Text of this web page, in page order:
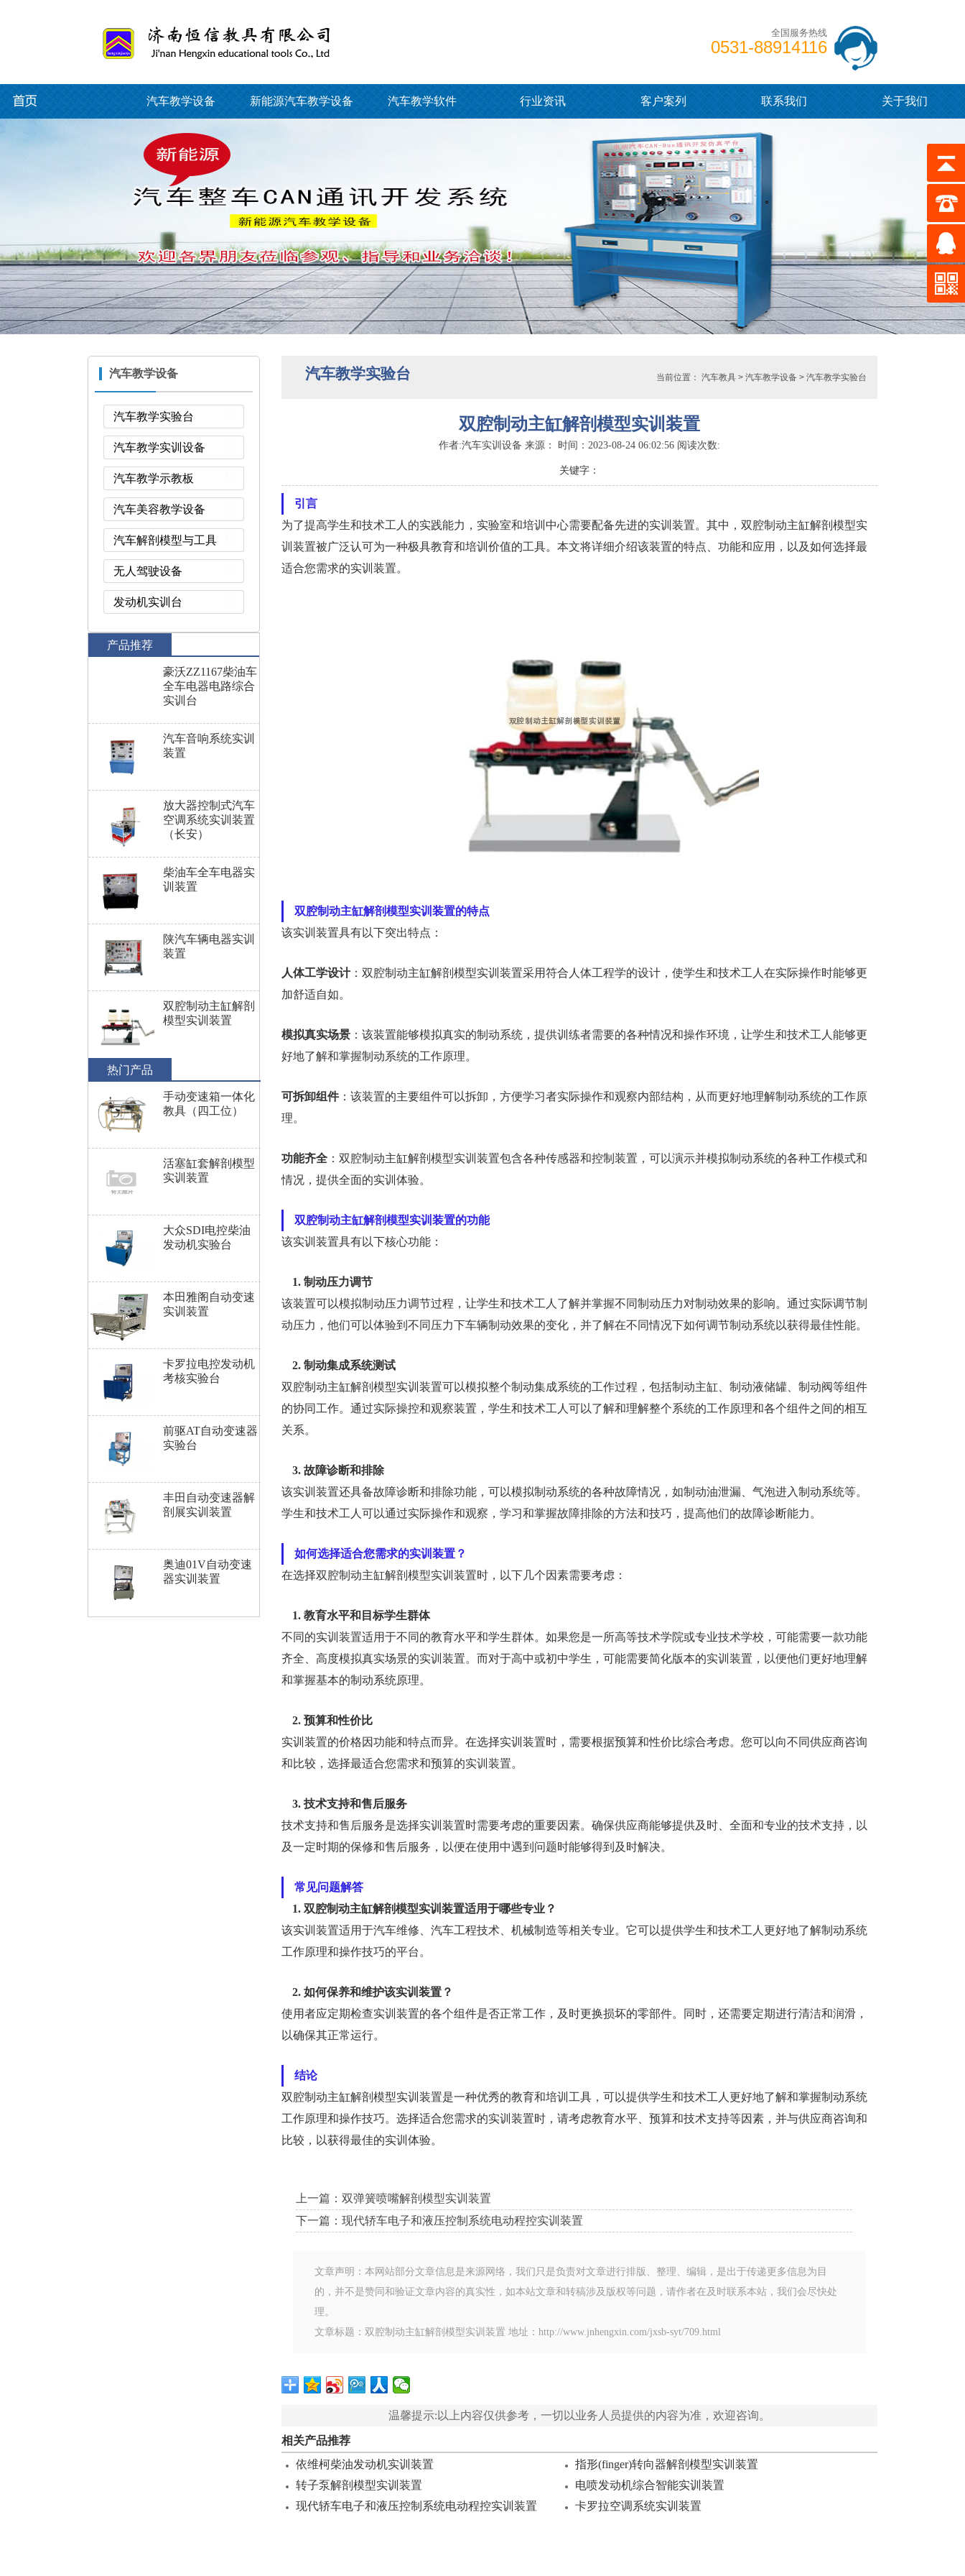
全国服务热线
0531-88914116
汽车教学设备 新能源汽车教学设备 汽车教学软件 行业资讯 客户案列 联系我们 关于我们
汽车教学设备
汽车教学实验台
汽车教学实训设备
汽车教学示教板
汽车美容教学设备
汽车解剖模型与工具
无人驾驶设备
发动机实训台
产品推荐
豪沃ZZ1167柴油车
全车电器电路综合
实训台
汽车音响系统实训
装置
放大器控制式汽车
空调系统实训装置
（长安）
柴油车全车电器实
训装置
陕汽车辆电器实训
装置
双腔制动主缸解剖
模型实训装置
热门产品
手动变速箱一体化
教具（四工位）
活塞缸套解剖模型
实训装置
大众SDI电控柴油
发动机实验台
本田雅阁自动变速
实训装置
卡罗拉电控发动机
考核实验台
前驱AT自动变速器
实验台
丰田自动变速器解
剖展实训装置
奥迪01V自动变速
器实训装置
当前位置： 汽车教具 > 汽车教学设备 > 汽车教学实验台
汽车教学实验台
双腔制动主缸解剖模型实训装置
作者:汽车实训设备 来源： 时间：2023-08-24 06:02:56 阅读次数:
关键字：
引言
为了提高学生和技术工人的实践能力，实验室和培训中心需要配备先进的实训装置。其中，双腔制动主缸解剖模型实
训装置被广泛认可为一种极具教育和培训价值的工具。本文将详细介绍该装置的特点、功能和应用，以及如何选择最
适合您需求的实训装置。
双腔制动主缸解剖模型实训装置的特点
该实训装置具有以下突出特点：
人体工学设计：双腔制动主缸解剖模型实训装置采用符合人体工程学的设计，使学生和技术工人在实际操作时能够更
加舒适自如。
模拟真实场景 ：该装置能够模拟真实的制动系统，提供训练者需要的各种情况和操作环境，让学生和技术工人能够更
好地了解和掌握制动系统的工作原理。
可拆卸组件：该装置的主要组件可以拆卸，方便学习者实际操作和观察内部结构，从而更好地理解制动系统的工作原
理。
功能齐全 ：双腔制动主缸解剖模型实训装置包含各种传感器和控制装置，可以演示并模拟制动系统的各种工作模式和
情况，提供全面的实训体验。
双腔制动主缸解剖模型实训装置的功能
该实训装置具有以下核心功能：
1. 制动压力调节
该装置可以模拟制动压力调节过程，让学生和技术工人了解并掌握不同制动压力对制动效果的影响。通过实际调节制
动压力，他们可以体验到不同压力下车辆制动效果的变化，并了解在不同情况下如何调节制动系统以获得最佳性能。
2. 制动集成系统测试
双腔制动主缸解剖模型实训装置可以模拟整个制动集成系统的工作过程，包括制动主缸、制动液储罐、制动阀等组件
的协同工作。通过实际操控和观察装置，学生和技术工人可以了解和理解整个系统的工作原理和各个组件之间的相互
关系。
3. 故障诊断和排除
该实训装置还具备故障诊断和排除功能，可以模拟制动系统的各种故障情况，如制动油泄漏、气泡进入制动系统等。
学生和技术工人可以通过实际操作和观察，学习和掌握故障排除的方法和技巧，提高他们的故障诊断能力。
如何选择适合您需求的实训装置？
在选择双腔制动主缸解剖模型实训装置时，以下几个因素需要考虑：
1. 教育水平和目标学生群体
不同的实训装置适用于不同的教育水平和学生群体。如果您是一所高等技术学院或专业技术学校，可能需要一款功能
齐全、高度模拟真实场景的实训装置。而对于高中或初中学生，可能需要简化版本的实训装置，以便他们更好地理解
和掌握基本的制动系统原理。
2. 预算和性价比
实训装置的价格因功能和特点而异。在选择实训装置时，需要根据预算和性价比综合考虑。您可以向不同供应商咨询
和比较，选择最适合您需求和预算的实训装置。
3. 技术支持和售后服务
技术支持和售后服务是选择实训装置时需要考虑的重要因素。确保供应商能够提供及时、全面和专业的技术支持，以
及一定时期的保修和售后服务，以便在使用中遇到问题时能够得到及时解决。
常见问题解答
1. 双腔制动主缸解剖模型实训装置适用于哪些专业？
该实训装置适用于汽车维修、汽车工程技术、机械制造等相关专业。它可以提供学生和技术工人更好地了解制动系统
工作原理和操作技巧的平台。
2. 如何保养和维护该实训装置？
使用者应定期检查实训装置的各个组件是否正常工作，及时更换损坏的零部件。同时，还需要定期进行清洁和润滑，
以确保其正常运行。
结论
双腔制动主缸解剖模型实训装置是一种优秀的教育和培训工具，可以提供学生和技术工人更好地了解和掌握制动系统
工作原理和操作技巧。选择适合您需求的实训装置时，请考虑教育水平、预算和技术支持等因素，并与供应商咨询和
比较，以获得最佳的实训体验。
上一篇：双弹簧喷嘴解剖模型实训装置
下一篇：现代轿车电子和液压控制系统电动程控实训装置
文章声明：本网站部分文章信息是来源网络，我们只是负责对文章进行排版、整理、编辑，是出于传递更多信息为目
的，并不是赞同和验证文章内容的真实性，如本站文章和转稿涉及版权等问题，请作者在及时联系本站，我们会尽快处
理。
文章标题：双腔制动主缸解剖模型实训装置 地址：http://www.jnhengxin.com/jxsb-syt/709.html
温馨提示:以上内容仅供参考，一切以业务人员提供的内容为准，欢迎咨询。
相关产品推荐
依维柯柴油发动机实训装置
指形(finger)转向器解剖模型实训装置
转子泵解剖模型实训装置
电喷发动机综合智能实训装置
现代轿车电子和液压控制系统电动程控实训装置
卡罗拉空调系统实训装置